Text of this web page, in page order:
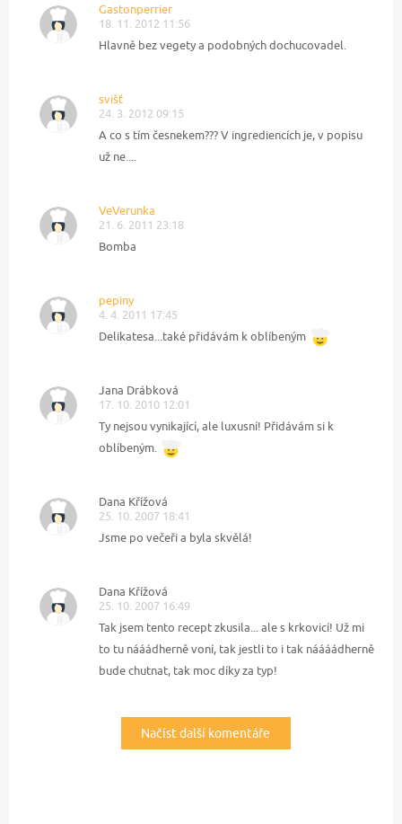
Gastonperrier
18. 11. 2012 11:56
Hlavně bez vegety a podobných dochucovadel.
svišť
24. 3. 2012 09:15
A co s tím česnekem??? V ingrediencích je, v popisu
už ne....
VeVerunka
21. 6. 2011 23:18
Bomba
pepiny
4. 4. 2011 17:45
Delikatesa...také přidávám k oblíbeným
Jana Drábková
17. 10. 2010 12:01
Ty nejsou vynikající, ale luxusní! Přidávám si k
oblíbeným.
Dana Křížová
25. 10. 2007 18:41
Jsme po večeři a byla skvělá!
Dana Křížová
25. 10. 2007 16:49
Tak jsem tento recept zkusila... ale s krkovicí! Už mi
to tu nááádherně voní, tak jestli to i tak náááádherně
bude chutnat, tak moc díky za typ!
Načíst další komentáře